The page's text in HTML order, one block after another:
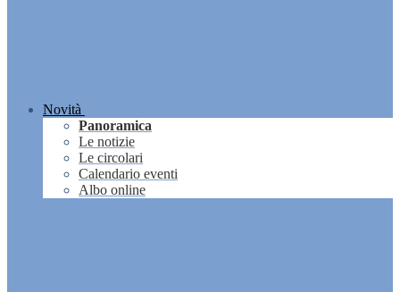
Novità
Panoramica
Le notizie
Le circolari
Calendario eventi
Albo online